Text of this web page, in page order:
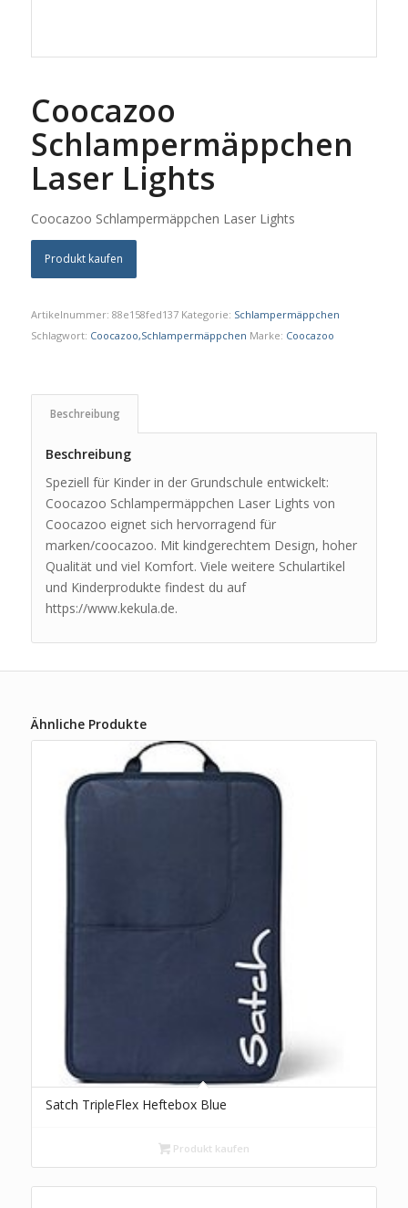
Coocazoo
Schlampermäppchen
Laser Lights
Coocazoo Schlampermäppchen Laser Lights
Produkt kaufen
Artikelnummer: 88e158fed137 Kategorie: Schlampermäppchen
Schlagwort: Coocazoo,Schlampermäppchen Marke: Coocazoo
Beschreibung
Beschreibung
Speziell für Kinder in der Grundschule entwickelt:
Coocazoo Schlampermäppchen Laser Lights von
Coocazoo eignet sich hervorragend für
marken/coocazoo. Mit kindgerechtem Design, hoher
Qualität und viel Komfort. Viele weitere Schulartikel
und Kinderprodukte findest du auf
https://www.kekula.de.
Ähnliche Produkte
Satch TripleFlex Heftebox Blue
Produkt kaufen